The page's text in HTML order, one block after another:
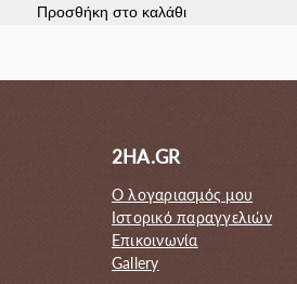
was:
τιμή
Προσθήκη στο καλάθι
2HA.GR
Ο λογαριασμός μου
Ιστορικό παραγγελιών
Επικοινωνία
Gallery